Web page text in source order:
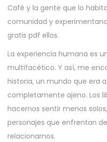
Café y la gente que lo
comunidad y
gratis pdf ellos.
La experiencia humana es
multifacético. Y así, me
historia, un mundo que era
completamente ajeno. Los
hacernos sentir menos
personajes que enfrentan
relacionarnos.